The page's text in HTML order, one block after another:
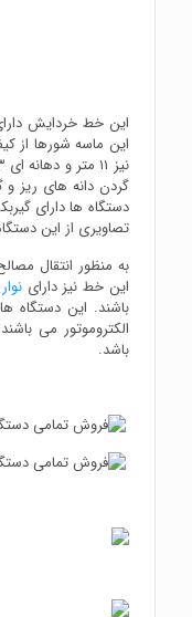
این ماسه شورها از
گردن دانه های ریز و
دستگاه ها دارای
تصاویری از این
به منظور انتقال
این خط نیز دارای
باشند. این دستگاه
باشد.